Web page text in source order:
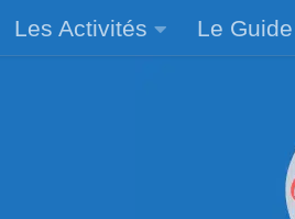
Les Activités Le